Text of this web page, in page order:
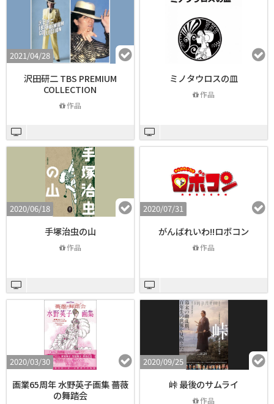
2021/04/28
沢田研二 TBS PREMIUM
COLLECTION
作品
ミノタウロスの皿
作品
2020/06/18
手塚治虫の山
作品
2020/07/31
がんばれいわ!!ロボコン
作品
2020/03/30
画業65周年 水野英子画集 薔薇
の舞踏会
2020/09/25
峠 最後のサムライ
作品